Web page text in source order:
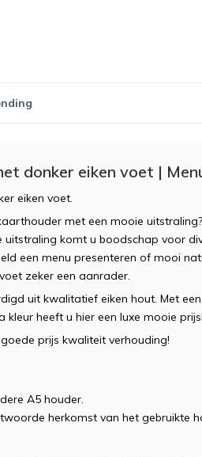
donker eiken voet |
eiken voet.
met een mooie
uitstraling komt u boodschap voor
een menu presenteren of mooi
zeker een aanrader.
uit kwalitatief eiken hout. Met
kleur heeft u hier een luxe mooie
prijs kwaliteit verhouding!
A5 houder.
herkomst van het gebruikte